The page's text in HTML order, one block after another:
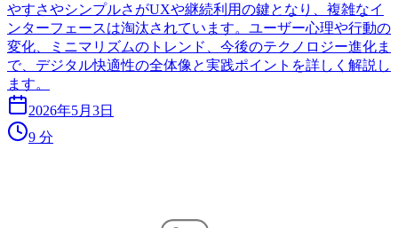
やすさやシンプルさがUXや継続利用の鍵となり、複雑なイ
ンターフェースは淘汰されています。ユーザー心理や行動の
変化、ミニマリズムのトレンド、今後のテクノロジー進化ま
で、デジタル快適性の全体像と実践ポイントを詳しく解説し
ます。
2026年5月3日
9 分